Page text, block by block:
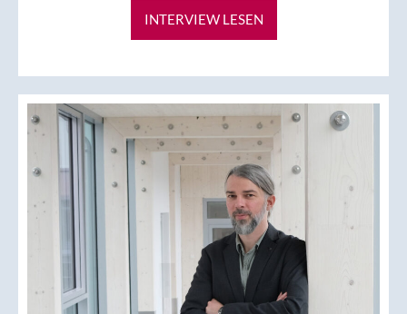
INTERVIEW LESEN